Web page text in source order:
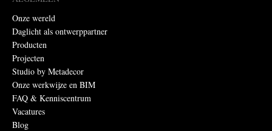
Onze wereld
Daglicht als ontwerppartner
Producten
Projecten
Studio by Metadecor
Onze werkwijze en BIM
FAQ & Kenniscentrum
Vacatures
Blog